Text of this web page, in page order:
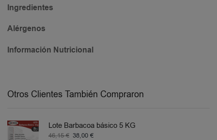
Ingredientes
Alérgenos
Información Nutricional
Otros Clientes También Compraron
Lote Barbacoa básico 5 KG
46,15€ 38,00 €